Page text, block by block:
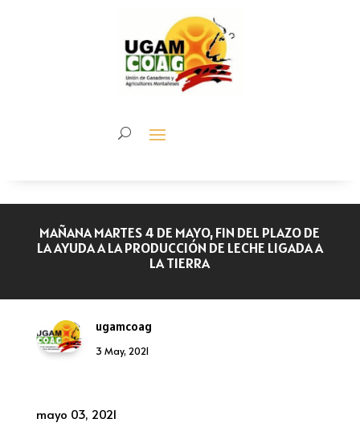
MAÑANA MARTES 4 DE MAYO, FIN DEL PLAZO DE
LA AYUDA A LA PRODUCCIÓN DE LECHE LIGADA A
LA TIERRA
ugamcoag
3 May, 2021
mayo 03, 2021